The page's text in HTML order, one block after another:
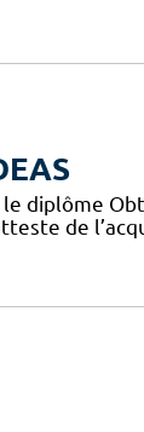
diplôme
de